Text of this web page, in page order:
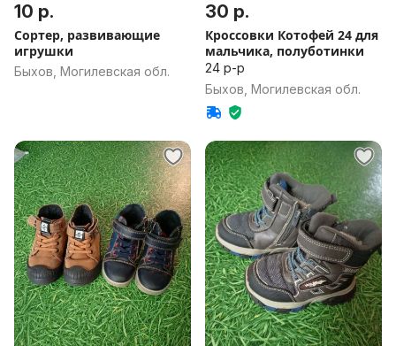
10 р.
Сортер, развивающие
игрушки
Быхов, Могилевская обл.
30 р.
Кроссовки Котофей 24 для
мальчика, полуботинки
24 р-р
Быхов, Могилевская обл.